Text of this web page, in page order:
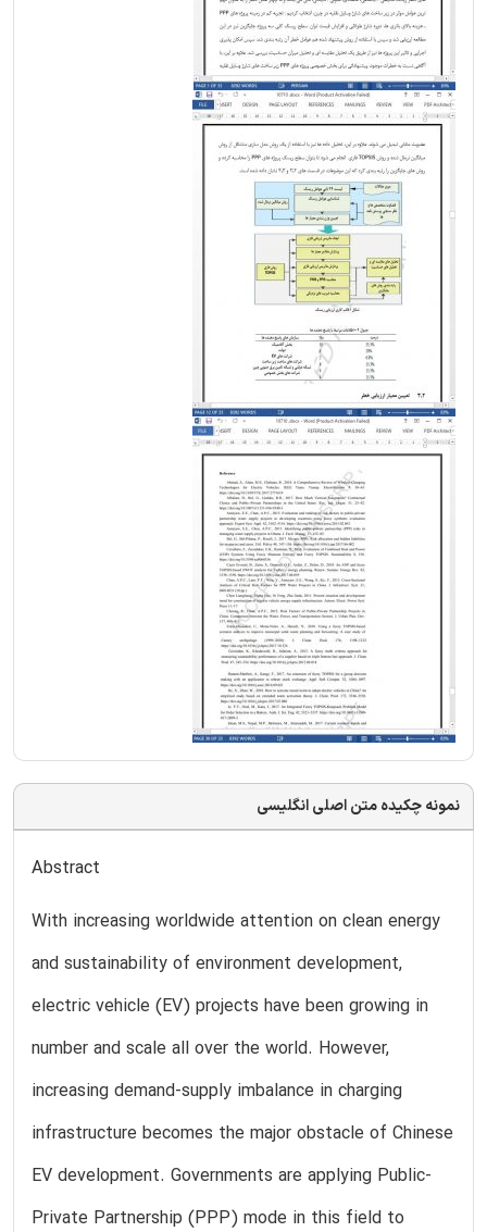
نمونه چکیده متن اصلی انگلیسی
Abstract
With increasing worldwide attention on clean energy
and sustainability of environment development,
electric vehicle (EV) projects have been growing in
number and scale all over the world. However,
increasing demand-supply imbalance in charging
infrastructure becomes the major obstacle of Chinese
EV development. Governments are applying Public-
Private Partnership (PPP) mode in this field to